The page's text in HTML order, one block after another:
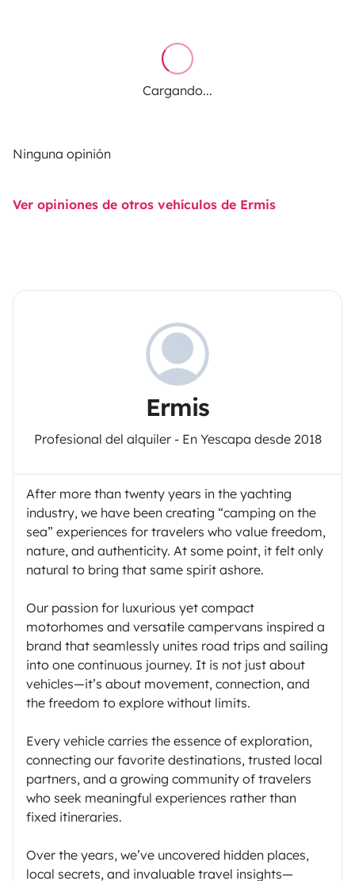
Cargando...
Ninguna opinión
Ver opiniones de otros vehículos de Ermis
Ermis
Profesional del alquiler - En Yescapa desde 2018
After more than twenty years in the yachting
industry, we have been creating “camping on the
sea” experiences for travelers who value freedom,
nature, and authenticity. At some point, it felt only
natural to bring that same spirit ashore.
Our passion for luxurious yet compact
motorhomes and versatile campervans inspired a
brand that seamlessly unites road trips and sailing
into one continuous journey. It is not just about
vehicles—it’s about movement, connection, and
the freedom to explore without limits.
Every vehicle carries the essence of exploration,
connecting our favorite destinations, trusted local
partners, and a growing community of travelers
who seek meaningful experiences rather than
fixed itineraries.
Over the years, we’ve uncovered hidden places,
local secrets, and invaluable travel insights—